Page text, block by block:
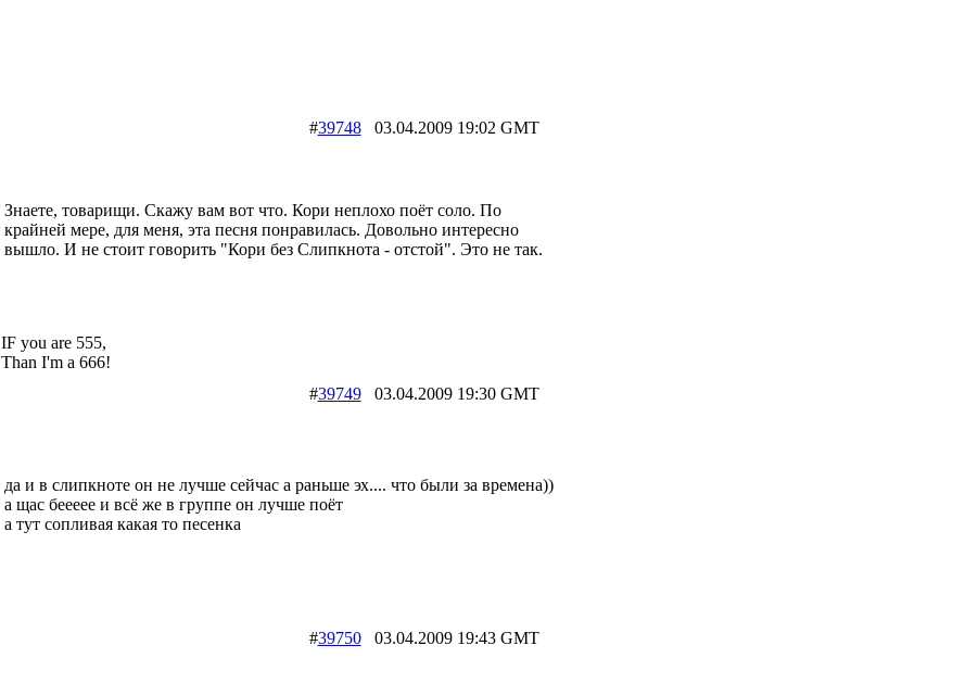
#3974803.04.2009 19:02 GMT
Знаете, товарищи. Скажу вам вот что. Кори неплохо поёт соло. По
крайней мере, для меня, эта песня понравилась. Довольно интересно
вышло. И не стоит говорить "Кори без Слипкнота - отстой". Это не так.
IF you are 555,
Than I'm a 666!
#3974903.04.2009 19:30 GMT
да и в слипкноте он не лучше сейчас а раньше эх.... что были за времена))
а щас беееее и всё же в группе он лучше поёт
а тут сопливая какая то песенка
#3975003.04.2009 19:43 GMT